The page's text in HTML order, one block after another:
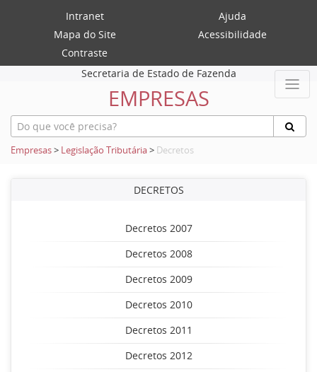
Intranet
Ajuda
Mapa do Site
Acessibilidade
Contraste
Secretaria de Estado de Fazenda
EMPRESAS
Empresas> Legislação Tributária> Decretos
DECRETOS
Decretos 2007
Decretos 2008
Decretos 2009
Decretos 2010
Decretos 2011
Decretos 2012